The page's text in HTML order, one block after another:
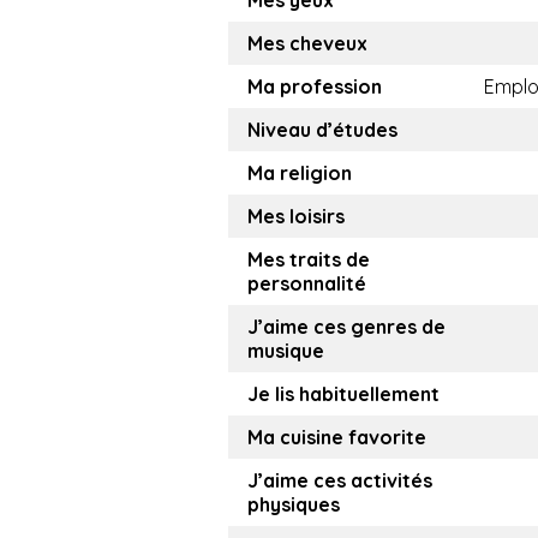
Mes cheveux
Ma profession
Niveau d’études
Ma religion
Mes loisirs
Mes traits de
personnalité
J’aime ces genres de
musique
Je lis habituellement
Ma cuisine favorite
J’aime ces activités
physiques